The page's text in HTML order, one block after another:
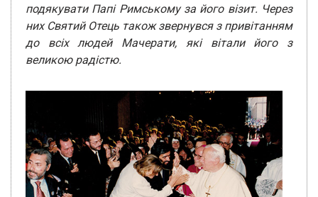
подякувати Папі Римському за його візит. Через
них Святий Отець також звернувся з привітанням
до всіх людей Мачерати, які вітали його з
великою радістю.